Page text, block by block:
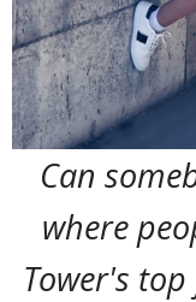
Can
where
Tower's